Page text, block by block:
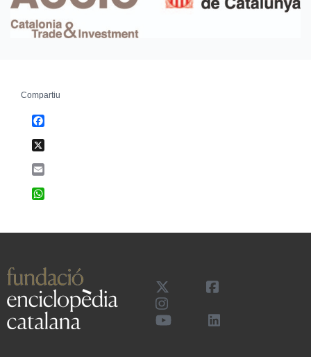
Compartiu